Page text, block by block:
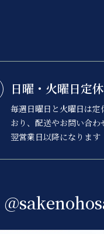
日曜・火曜日定
毎週日曜日と火曜日は定
おり、配送やお問い合わ
翌営業日以降になります